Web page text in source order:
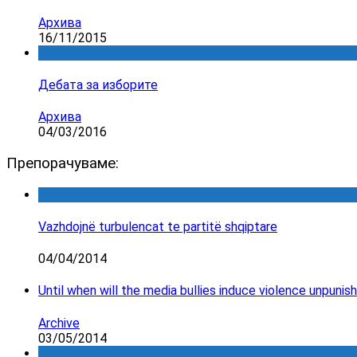
Архива
16/11/2015
Дебата за изборите
Архива
04/03/2016
Препорачуваме:
Vazhdojnë turbulencat te partitë shqiptare
04/04/2014
Until when will the media bullies induce violence
Archive
03/05/2014